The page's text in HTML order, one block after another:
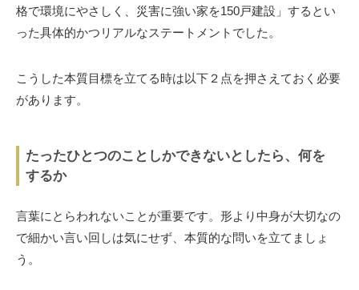
格で環境にやさしく、災害に強い家を150戸建設」するとい
った具体的かつリアルなステートメントでした。
こうした本質目標を立てる時は以下２点を押さえておく必要
があります。
たったひとつのことしかできないとしたら、何を
するか
言葉にとらわれないことが重要です。形より中身が大切なの
で細かい言い回しは気にせず、本質的な問いを立てましょ
う。